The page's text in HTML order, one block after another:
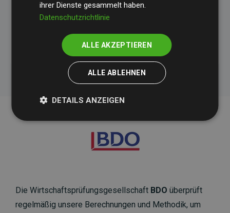
Initiative Websites, die Klimaprojekte unterstützen
Die Wirtschaftsprüfungsgesellschaft BDO überprüft
regelmäßig unsere Berechnungen und Methodik, um
ihrer Dienste gesammelt haben.
Datenschutzrichtlinie
ALLE AKZEPTIEREN
ALLE ABLEHNEN
DETAILS ANZEIGEN